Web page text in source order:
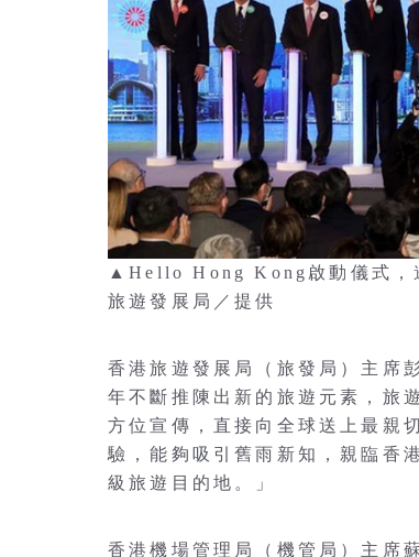
▲Hello Hong Kong啟動儀式，
旅遊發展局／提供
香港旅遊發展局（旅發局）主席
年不斷推陳出新的旅遊元素，旅
方位宣傳，直接向全球送上最親
驗，能夠吸引舊雨新知，親臨香
級旅遊目的地。」
香港機場管理局（機管局）主席